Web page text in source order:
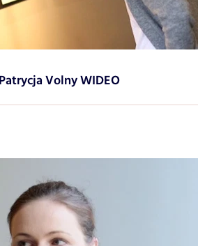
Volny WIDEO